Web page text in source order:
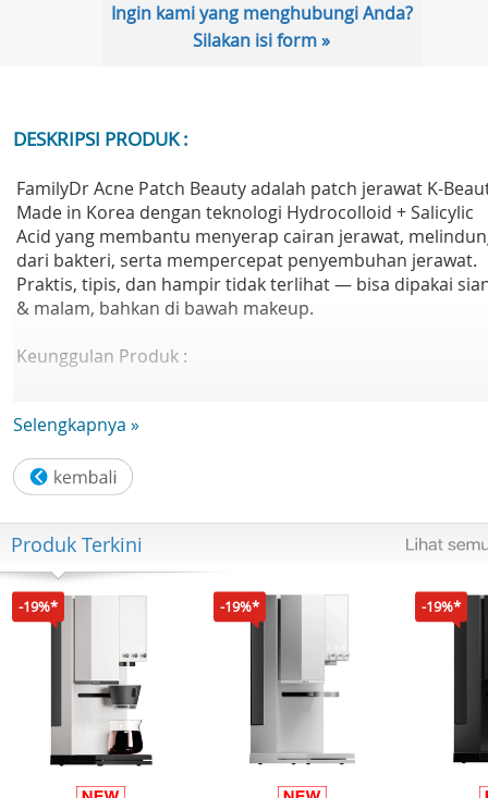
Ingin kami yang menghubungi Anda?
Silakan isi form »
DESKRIPSI PRODUK :
FamilyDr Acne Patch Beauty adalah patch jerawat K-
Made in Korea dengan teknologi Hydrocolloid + Salicylic
Acid yang membantu menyerap cairan jerawat,
dari bakteri, serta mempercepat penyembuhan jerawat.
Praktis, tipis, dan hampir tidak terlihat — bisa dipakai
& malam, bahkan di bawah makeup.
Keunggulan Produk :
Mengandung Salicylic Acid (anti bakteri & anti inflamasi)
Membantu jerawat cepat kering & kempes
Melindungi jerawat dari air & kotoran
Aman dipakai siang & malam
Cocok untuk semua jenis kulit
Isi Produk :
Total 33 pcs patch jerawat
Ukuran:
10 mm
Selengkapnya »
Produk Terkini
-19%* -19%* -19%*